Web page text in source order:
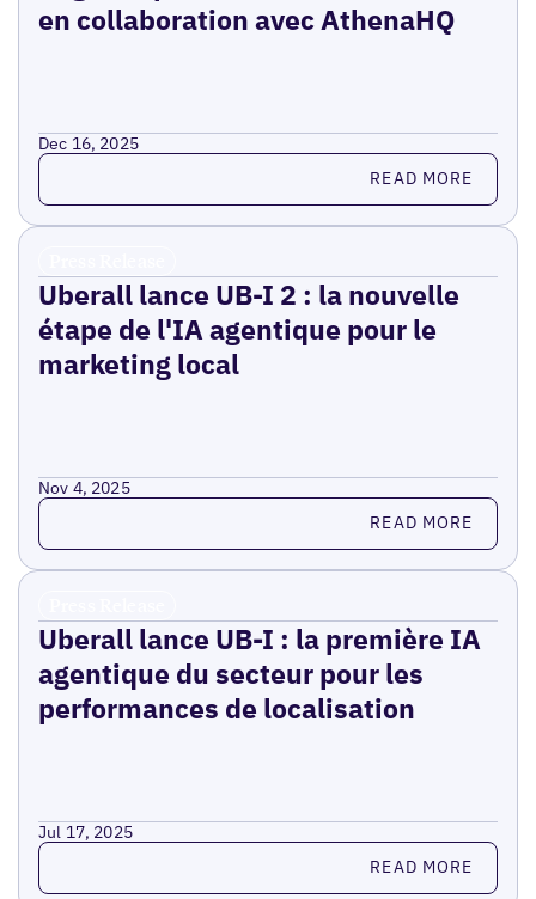
en collaboration avec AthenaHQ
Dec 16, 2025
Read more READ MORE
Uberall lance UB-I 2 : la nouvelle
étape de l'IA agentique pour le
marketing local
Nov 4, 2025
Read more READ MORE
Uberall lance UB-I : la première IA
agentique du secteur pour les
performances de localisation
Jul 17, 2025
Read more READ MORE